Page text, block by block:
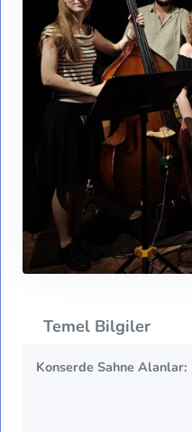
Temel Bilgiler
Konserde Sahne Alanlar: